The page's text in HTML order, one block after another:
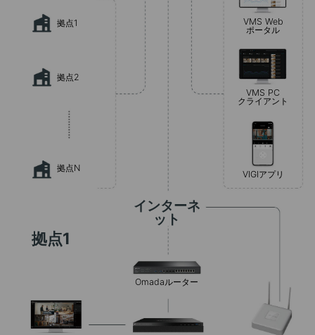
拠点1
拠点2
拠点N
VMS Web
ポータル
VMS PC
クライアント
VIGIアプリ
Omadaルーター
インターネ
ット
拠点1